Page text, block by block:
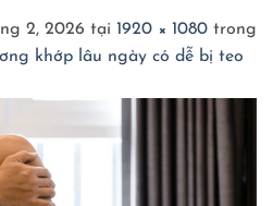
2, 2026 tại 1920 × 1080 trong
khớp lâu ngày có dễ bị teo